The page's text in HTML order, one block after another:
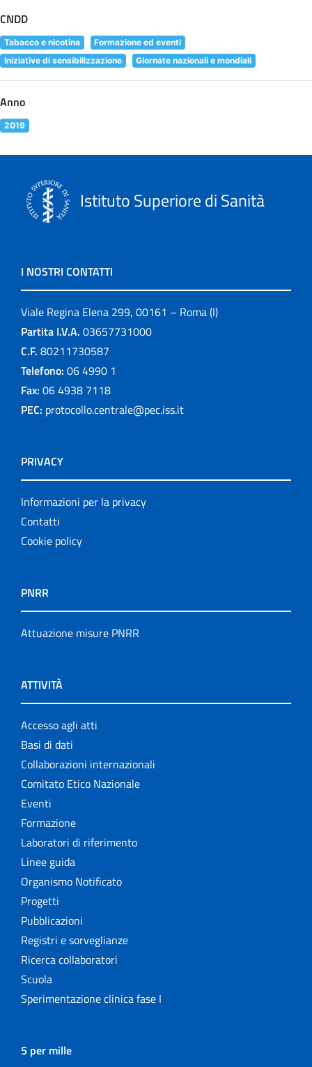
CNDD
Tabacco e nicotina
Formazione ed eventi
Iniziative di sensibilizzazione
Giornate nazionali e mondiali
Anno
2019
Istituto Superiore di Sanità
I NOSTRI CONTATTI
Viale Regina Elena 299, 00161 – Roma (I)
Partita I.V.A. 03657731000
C.F. 80211730587
Telefono: 06 4990 1
Fax: 06 4938 7118
PEC: protocollo.centrale@pec.iss.it
PRIVACY
Informazioni per la privacy
Contatti
Cookie policy
PNRR
Attuazione misure PNRR
ATTIVITÀ
Accesso agli atti
Basi di dati
Collaborazioni internazionali
Comitato Etico Nazionale
Eventi
Formazione
Laboratori di riferimento
Linee guida
Organismo Notificato
Progetti
Pubblicazioni
Registri e sorveglianze
Ricerca collaboratori
Scuola
Sperimentazione clinica fase I
5 per mille